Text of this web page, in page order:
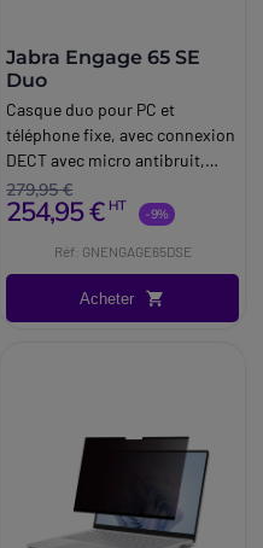
Jabra Engage 65 SE
Duo
Casque duo pour PC et
téléphone fixe, avec connexion
DECT avec micro antibruit,
idéal pour la communication
sans-fil en milieux exigeants.
279,95 €
254,95 € HT -9%
Réf: GNENGAGE65DSE
Acheter